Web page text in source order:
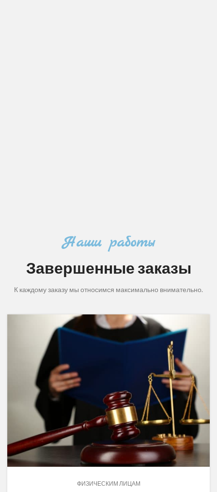
Наши работы
Завершенные заказы
К каждому заказу мы относимся максимально внимательно.
ФИЗИЧЕСКИМ ЛИЦАМ